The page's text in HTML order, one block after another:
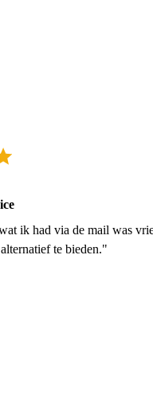
ik had via de mail was
te bieden."